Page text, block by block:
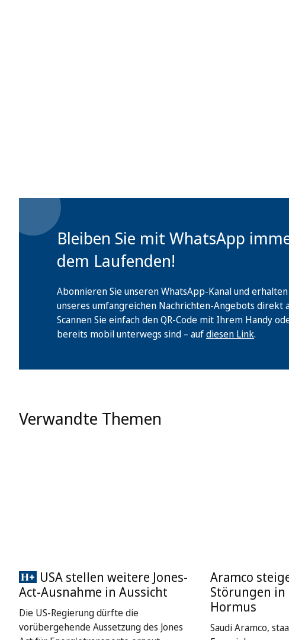
Bleiben Sie mit WhatsApp
dem Laufenden!
Abonnieren Sie unseren WhatsApp-Kanal und
unseres umfangreichen Nachrichten-Angebots direkt
Scannen Sie einfach den QR-Code mit Ihrem Handy
bereits mobil unterwegs sind – aufdiesen Link.
Verwandte Themen
USA stellen weitere Jones-
Act-Ausnahme in Aussicht
Die US-Regierung dürfte die
vorübergehende Aussetzung des Jones
Aramco
Störungen in
Hormus
Saudi Aramco,